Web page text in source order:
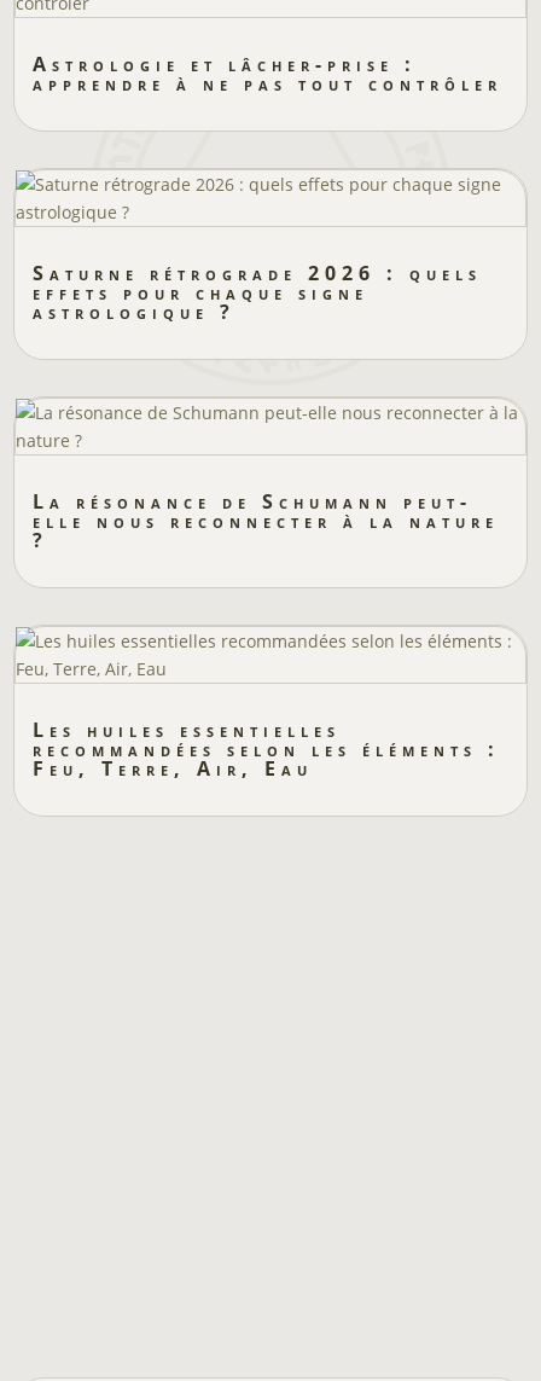
Astrologie et lâcher-prise :
apprendre à ne pas tout contrôler
Saturne rétrograde 2026 : quels
effets pour chaque signe
astrologique ?
La résonance de Schumann peut-
elle nous reconnecter à la nature
?
Les huiles essentielles
recommandées selon les éléments :
Feu, Terre, Air, Eau